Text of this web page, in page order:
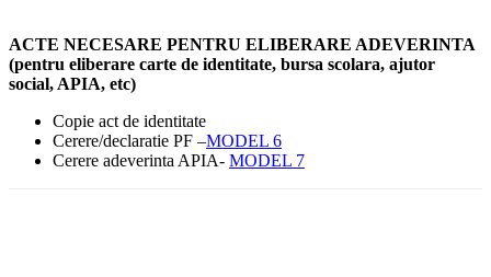
ACTE NECESARE PENTRU ELIBERARE ADEVERINTA
(pentru eliberare carte de identitate, bursa scolara, ajutor
social, APIA, etc)
Copie act de identitate
Cerere/declaratie PF –MODEL 6
Cerere adeverinta APIA- MODEL 7